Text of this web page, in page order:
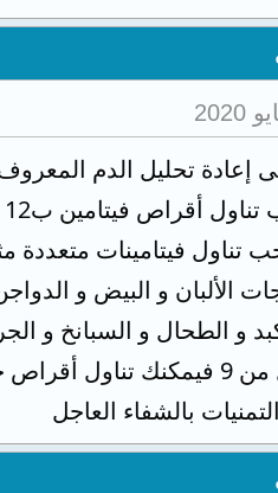
الألبان و البيض و
و الطحال و السبانخ و
أقل من 9 فيمكنك
بالشفاء العاجل